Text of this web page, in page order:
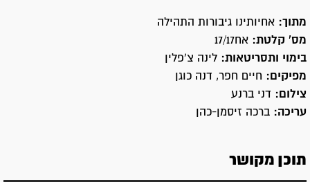
מתוך: אחיותינו גיבורות התהילה
מס' קלטת: אח17/17
בימוי ותסריטאות: לינה צ'פלין
מפיקים: חיים חפר, דנה כוגן
צילום: דני ברנע
עריכה: ברכה זיסמן-כהן
תוכן מקושר